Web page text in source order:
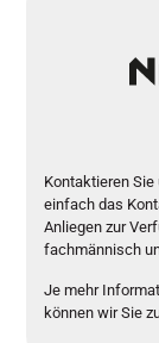
Kontaktieren
einfach das
Anliegen zur
fachmännisch
Je mehr
können wir Sie